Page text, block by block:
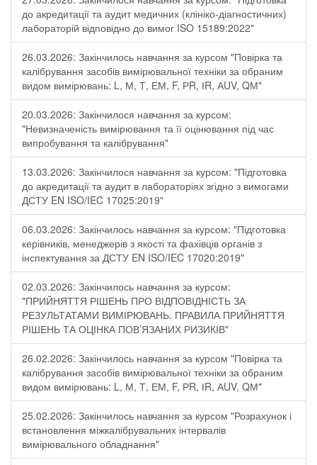
до акредитації та аудит медичних (клініко-діагностичних)
лабораторій відповідно до вимог ISO 15189:2022"
26.03.2026: Закінчилось навчання за курсом "Повірка та
калібрування засобів вимірювальної техніки за обраним
видом вимірювань: L, М, Т, ЕМ, F, РR, ІR, АUV, QМ"
20.03.2026: Закінчилося навчання за курсом:
"Невизначеність вимірювання та її оцінювання під час
випробування та калібрування"
13.03.2026: Закінчилося навчання за курсом: "Підготовка
до акредитації та аудит в лабораторіях згідно з вимогами
ДСТУ EN ISO/IEC 17025:2019"
06.03.2026: Закінчилось навчання за курсом: "Підготовка
керівників, менеджерів з якості та фахівців органів з
інспектування за ДСТУ EN ISO/IEC 17020:2019"
02.03.2026: Закінчилось навчання за курсом:
"ПРИЙНЯТТЯ РІШЕНЬ ПРО ВІДПОВІДНІСТЬ ЗА
РЕЗУЛЬТАТАМИ ВИМІРЮВАНЬ. ПРАВИЛА ПРИЙНЯТТЯ
РІШЕНЬ ТА ОЦІНКА ПОВ’ЯЗАНИХ РИЗИКІВ"
26.02.2026: Закінчилось навчання за курсом "Повірка та
калібрування засобів вимірювальної техніки за обраним
видом вимірювань: L, М, Т, ЕМ, F, РR, ІR, АUV, QМ"
25.02.2026: Закінчилось навчання за курсом "Розрахунок і
встановлення міжкалібрувальних інтервалів
вимірювального обладнання"